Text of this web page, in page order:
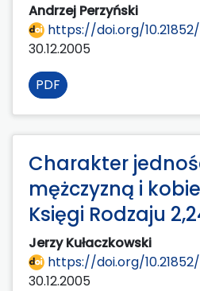
Andrzej Perzyński
https://doi.org/10.21852/
30.12.2005
PDF
Charakter
mężczyzną i
Księgi Rodzaju
Jerzy Kułaczkowski
https://doi.org/10.21852/
30.12.2005